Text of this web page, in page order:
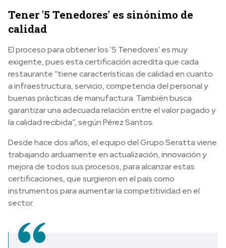
Tener '5 Tenedores' es sinónimo de
calidad
El proceso para obtener los '5 Tenedores' es muy
exigente, pues esta certificación acredita que cada
restaurante “tiene características de calidad en cuanto
a infraestructura, servicio, competencia del personal y
buenas prácticas de manufactura. También busca
garantizar una adecuada relación entre el valor pagado y
la calidad recibida”, según Pérez Santos.
Desde hace dos años, el equipo del Grupo Seratta viene
trabajando arduamente en actualización, innovación y
mejora de todos sus procesos, para alcanzar estas
certificaciones, que surgieron en el país como
instrumentos para aumentar la competitividad en el
sector.